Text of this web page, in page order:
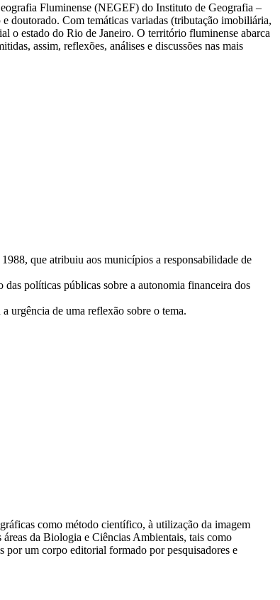
Fluminense (NEGEF) do Instituto de Geografia –
doutorado. Com temáticas variadas (tributação imobiliária,
o estado do Rio de Janeiro. O território fluminense abarca
assim, reflexões, análises e discussões nas mais
que atribuiu aos municípios a responsabilidade de
políticas públicas sobre a autonomia financeira dos
urgência de uma reflexão sobre o tema.
como método científico, à utilização da imagem
áreas da Biologia e Ciências Ambientais, tais como
um corpo editorial formado por pesquisadores e